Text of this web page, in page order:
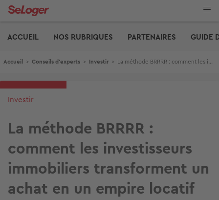
Aller
ACCUEIL
NOS RUBRIQUES PARTENAIRES GUIDE
Fil d'Ariane
Accueil > Conseils d'experts > Investir > La méthode BRRRR : comment les investisseurs immobiliers transforment un achat en un empire locatif
Investir
La méthode BRRRR :
comment les investisseurs
immobiliers transforment un
achat en un empire locatif